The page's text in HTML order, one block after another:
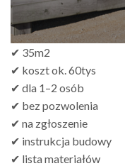
✔ 35m2
✔ koszt ok. 60tys
✔ dla 1–2 osób
✔ bez pozwolenia
✔ na zgłoszenie
✔ instrukcja budowy
✔ lista materiałów